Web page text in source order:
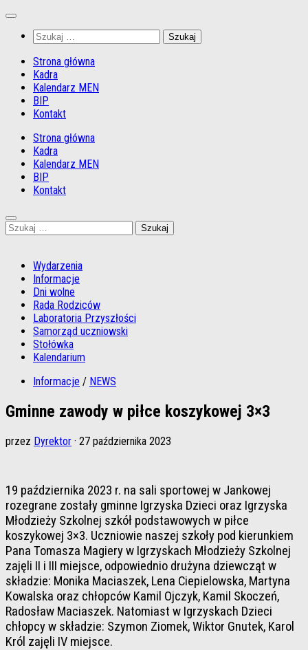
Przejdź
treści
Szukaj:
Strona główna
Kadra
Kalendarz MEN
BIP
Kontakt
Strona główna
Kadra
Kalendarz MEN
BIP
Kontakt
Szukaj:
Wydarzenia
Informacje
Dni wolne
Rada Rodziców
Laboratoria Przyszłości
Samorząd uczniowski
Stołówka
Kalendarium
Informacje / NEWS
Gminne zawody w piłce koszykowej 3×3
przez Dyrektor · 27 października 2023
19 października 2023 r. na sali sportowej w Jankowej
rozegrane zostały gminne Igrzyska Dzieci oraz Igrzyska
Młodzieży Szkolnej szkół podstawowych w piłce
koszykowej 3×3. Uczniowie naszej szkoły pod kierunkiem
Pana Tomasza Magiery w Igrzyskach Młodzieży Szkolnej
zajęli II i III miejsce, odpowiednio drużyna dziewcząt w
składzie: Monika Maciaszek, Lena Ciepielowska, Martyna
Kowalska oraz chłopców Kamil Ojczyk, Kamil Skoczeń,
Radosław Maciaszek. Natomiast w Igrzyskach Dzieci
chłopcy w składzie: Szymon Ziomek, Wiktor Gnutek, Karol
Król zajęli IV miejsce.